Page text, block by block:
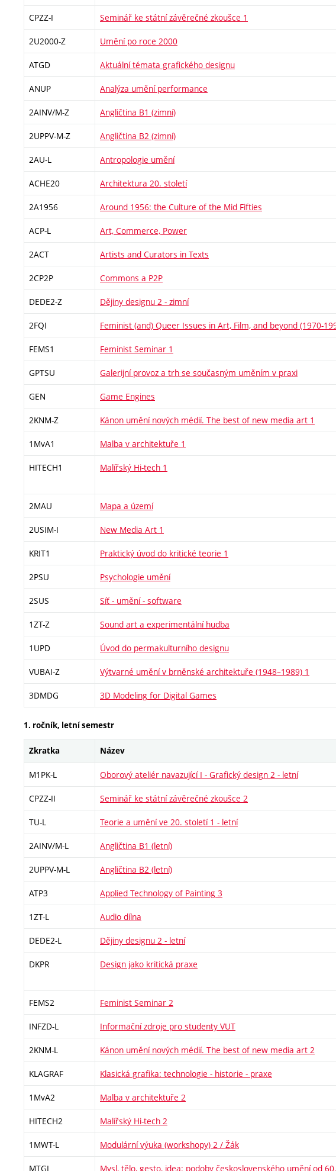
CPZZ-I Seminář ke státní závěrečné zkoušce 1
2U2000-Z Umění po roce 2000
ATGD Aktuální témata grafického designu
ANUP Analýza umění performance
2AINV/M-Z Angličtina B1 (zimní)
2UPPV-M-Z Angličtina B2 (zimní)
2AU-L Antropologie umění
ACHE20 Architektura 20. století
2A1956 Around 1956: the Culture of the Mid Fifties
ACP-L Art, Commerce, Power
2ACT Artists and Curators in Texts
2CP2P Commons a P2P
DEDE2-Z Dějiny designu 2 - zimní
2FQI Feminist (and) Queer Issues in Art, Film, and beyond (1970-
FEMS1 Feminist Seminar 1
GPTSU Galerijní provoz a trh se současným uměním v praxi
GEN Game Engines
2KNM-Z Kánon umění nových médií. The best of new media art 1
1MvA1 Malba v architektuře 1
HITECH1 Malířský Hi-tech 1
2MAU Mapa a území
2USIM-I New Media Art 1
KRIT1 Praktický úvod do kritické teorie 1
2PSU Psychologie umění
2SUS Síť - umění - software
1ZT-Z Sound art a experimentální hudba
1UPD Úvod do permakulturního designu
VUBAI-Z Výtvarné umění v brněnské architektuře (1948–1989) 1
3DMDG 3D Modeling for Digital Games
1. ročník, letní semestr
Zkratka Název
M1PK-L Oborový ateliér navazující I - Grafický design 2 - letní
CPZZ-II Seminář ke státní závěrečné zkoušce 2
TU-L Teorie a umění ve 20. století 1 - letní
2AINV/M-L Angličtina B1 (letní)
2UPPV-M-L Angličtina B2 (letní)
ATP3 Applied Technology of Painting 3
1ZT-L Audio dílna
DEDE2-L Dějiny designu 2 - letní
DKPR Design jako kritická praxe
FEMS2 Feminist Seminar 2
INFZD-L Informační zdroje pro studenty VUT
2KNM-L Kánon umění nových médií. The best of new media art 2
KLAGRAF Klasická grafika: technologie - historie - praxe
1MvA2 Malba v architektuře 2
HITECH2 Malířský Hi-tech 2
1MWT-L Modulární výuka (workshopy) 2 / Žák
MTGI Mysl, tělo, gesto, idea: podoby československého umění od